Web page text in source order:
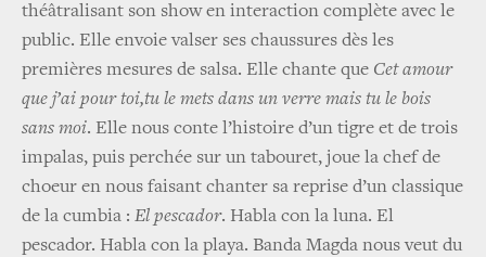
théâtralisant son show en interaction complète avec le
public. Elle envoie valser ses chaussures dès les
premières mesures de salsa. Elle chante que Cet amour
que j’ai pour toi,tu le mets dans un verre mais tu le bois
sans moi. Elle nous conte l’histoire d’un tigre et de trois
impalas, puis perchée sur un tabouret, joue la chef de
choeur en nous faisant chanter sa reprise d’un classique
de la cumbia : El pescador. Habla con la luna. El
pescador. Habla con la playa. Banda Magda nous veut du